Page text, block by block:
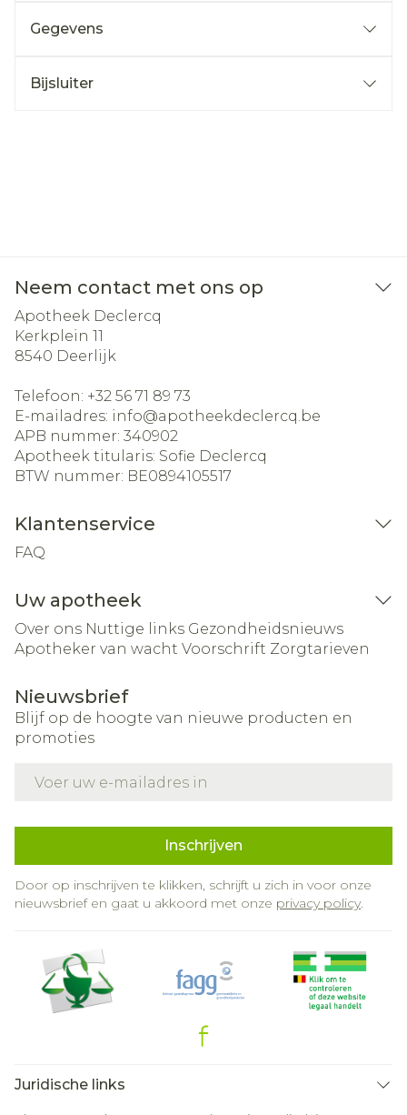
Gegevens
Bijsluiter
Neem contact met ons op
Apotheek Declercq
Kerkplein 11
8540 Deerlijk
Telefoon: +32 56 71 89 73
E-mailadres: info@apotheekdeclercq.be
APB nummer: 340902
Apotheek titularis: Sofie Declercq
BTW nummer: BE0894105517
Klantenservice
FAQ
Uw apotheek
Over ons Nuttige links Gezondheidsnieuws
Apotheker van wacht Voorschrift Zorgtarieven
Nieuwsbrief
Blijf op de hoogte van nieuwe producten en
promoties
Inschrijven
Door op inschrijven te klikken, schrijft u zich in voor onze
nieuwsbrief en gaat u akkoord met onze privacy policy.
Juridische links